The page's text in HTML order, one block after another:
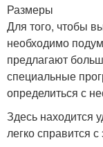
Размеры
Для того, чтобы
необходимо
предлагают
специальные
определиться с
Здесь находится
легко справится